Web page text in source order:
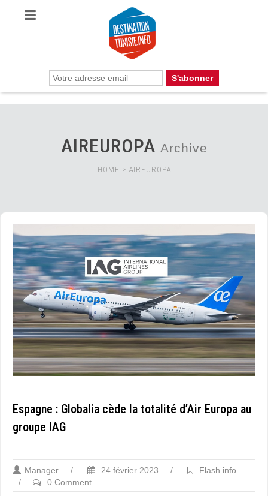
AIREUROPA Archive
HOME > AIREUROPA
Espagne : Globalia cède la totalité d’Air Europa au
groupe IAG
Manager / 24 février 2023 /
Flash info
/
0 Comment